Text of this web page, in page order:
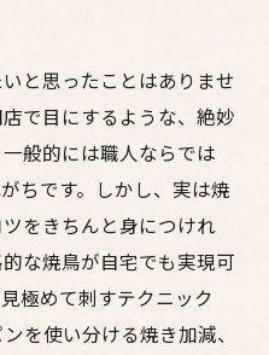
と思ったことはありませ
で目にするような、絶妙
般的には職人ならでは
ちです。しかし、実は焼
をきちんと身につけれ
な焼鳥が自宅でも実現可
極めて刺すテクニック
を使い分ける焼き加減、